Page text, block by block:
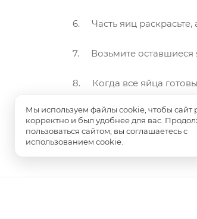
6. Часть яиц раскрасьте,
7. Возьмите оставшиеся
8. Когда все яйца
9. И в конце нарядите
Мы используем файлы cookie, чтобы сайт
корректно и был удобнее для вас.
пользоваться сайтом, вы соглашаетесь с
использованием cookie.